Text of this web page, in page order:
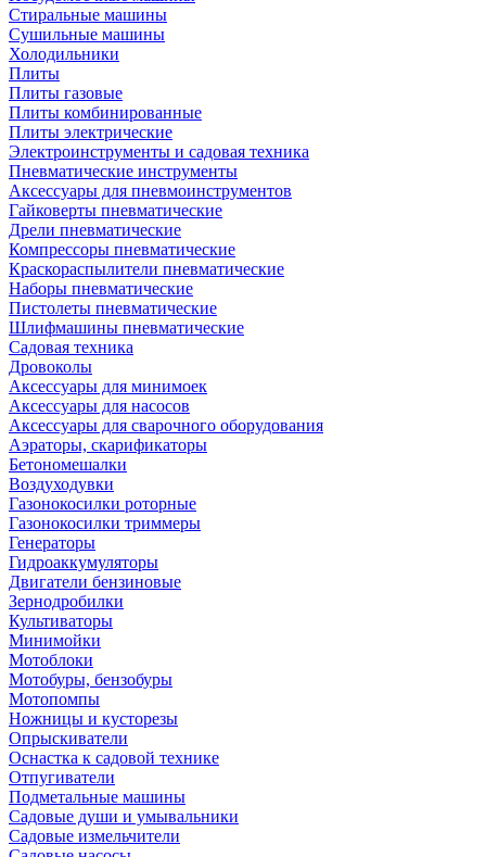
Стиральные машины
Сушильные машины
Холодильники
Плиты
Плиты газовые
Плиты комбинированные
Плиты электрические
Электроинструменты и садовая техника
Пневматические инструменты
Аксессуары для пневмоинструментов
Гайковерты пневматические
Дрели пневматические
Компрессоры пневматические
Краскораспылители пневматические
Наборы пневматические
Пистолеты пневматические
Шлифмашины пневматические
Садовая техника
Дровоколы
Аксессуары для минимоек
Аксессуары для насосов
Аксессуары для сварочного оборудования
Аэраторы, скарификаторы
Бетономешалки
Воздуходувки
Газонокосилки роторные
Газонокосилки триммеры
Генераторы
Гидроаккумуляторы
Двигатели бензиновые
Зернодробилки
Культиваторы
Минимойки
Мотоблоки
Мотобуры, бензобуры
Мотопомпы
Ножницы и кусторезы
Опрыскиватели
Оснастка к садовой технике
Отпугиватели
Подметальные машины
Садовые души и умывальники
Садовые измельчители